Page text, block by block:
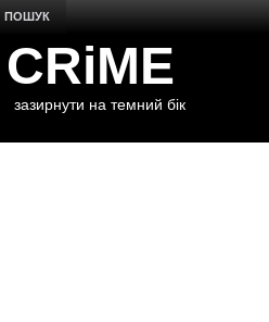
ПОШУК
CRiME
зазирнути на темний бік